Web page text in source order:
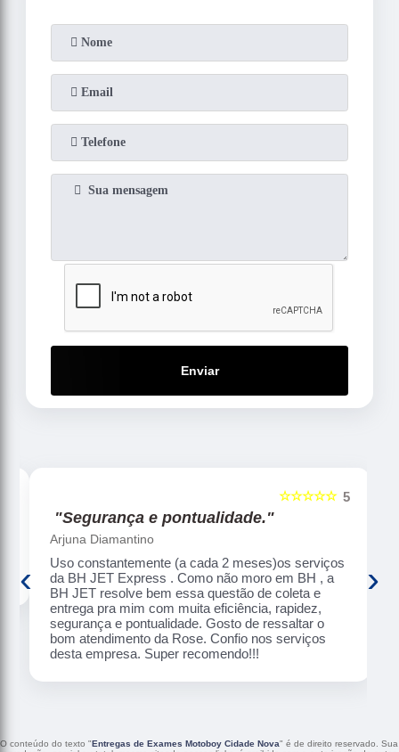
Enviar
5
☆☆☆☆☆
"Segurança e pontualidade."
Arjuna Diamantino
Uso constantemente (a cada 2 meses)os serviços
da BH JET Express . Como não moro em BH , a
BH JET resolve bem essa questão de coleta e
entrega pra mim com muita eficiência, rapidez,
segurança e pontualidade. Gosto de ressaltar o
bom atendimento da Rose. Confio nos serviços
desta empresa. Super recomendo!!!
‹ ›
O conteúdo do texto "Entregas de Exames Motoboy Cidade Nova" é de direito reservado. Sua